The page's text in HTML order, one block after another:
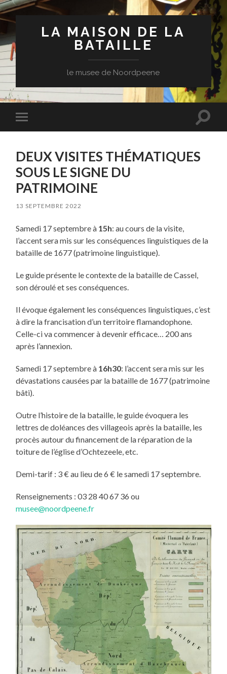
LA MAISON DE LA
BATAILLE
le musee de Noordpeene
Toggle
mobile
Toggle
DEUX VISITES THÉMATIQUES
SOUS LE SIGNE DU
PATRIMOINE
13 SEPTEMBRE 2022
Samedi 17 septembre à 15h: au cours de la visite,
l’accent sera mis sur les conséquences linguistiques de la
bataille de 1677 (patrimoine linguistique).
Le guide présente le contexte de la bataille de Cassel,
son déroulé et ses conséquences.
Il évoque également les conséquences linguistiques, c’est
à dire la francisation d’un territoire flamandophone.
Celle-ci va commencer à devenir efficace… 200 ans
après l’annexion.
Samedi 17 septembre à 16h30: l’accent sera mis sur les
dévastations causées par la bataille de 1677 (patrimoine
bâti).
Outre l’histoire de la bataille, le guide évoquera les
lettres de doléances des villageois après la bataille, les
procès autour du financement de la réparation de la
toiture de l’église d’Ochtezeele, etc.
Demi-tarif : 3 € au lieu de 6 € le samedi 17 septembre.
Renseignements : 03 28 40 67 36 ou
musee@noordpeene.fr